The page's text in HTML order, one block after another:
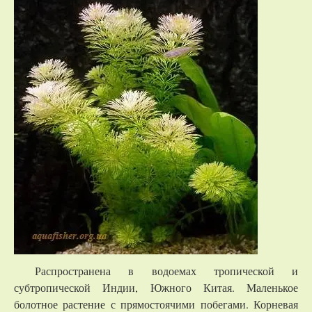
Распространена в водоемах тропической и
субтропической Индии, Южного Китая. Маленькое
болотное растение с прямостоячими побегами. Корневая